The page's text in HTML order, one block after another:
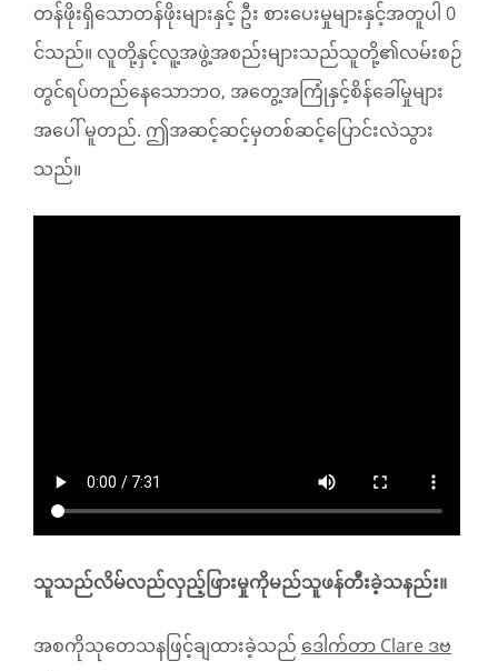
တန်ဖိုးရှိသောတန်ဖိုးများနှင့် ဦး စားပေးမှုများနှင့်အတူပါ 0
င်သည်။ လူတို့နှင့်လူ့အဖွဲ့အစည်းများသည်သူတို့၏လမ်းစဉ်
တွင်ရပ်တည်နေသောဘဝ, အတွေ့အကြုံနှင့်စိန်ခေါ်မှုများ
အပေါ် မူတည်. ဤအဆင့်ဆင့်မှတစ်ဆင့်ပြောင်းလဲသွား
သည်။
သူသည်လိမ်လည်လှည့်ဖြားမှုကိုမည်သူဖန်တီးခဲ့သနည်း။
အစကိုသုတေသနဖြင့်ချထားခဲ့သည် ဒေါက်တာ Clare ဒဗ